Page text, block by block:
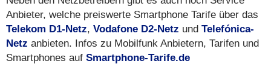
Anbieter, welche preiswerte Smartphone Tarife über das
Telekom D1-Netz, Vodafone D2-Netz und Telefónica-
Netz anbieten. Infos zu Mobilfunk Anbietern, Tarifen und
Smartphones auf Smartphone-Tarife.de